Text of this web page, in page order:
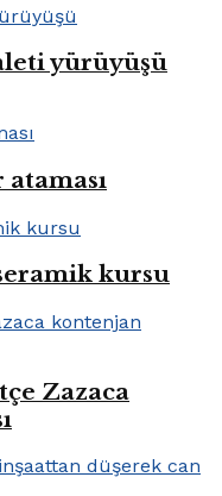
yürüyüşü
kursu
Zazaca